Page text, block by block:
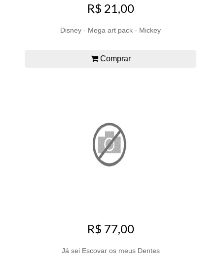
R$ 21,00
Disney - Mega art pack - Mickey
Comprar
R$ 77,00
Já sei Escovar os meus Dentes